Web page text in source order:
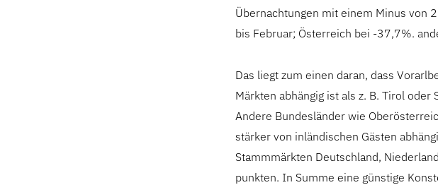
Übernachtungen mit einem Minus von
bis Februar; Österreich bei -37,7%.
Das liegt zum einen daran, dass
Märkten abhängig ist als z. B. Tirol
Andere Bundesländer wie
stärker von inländischen Gästen
Stammmärkten Deutschland,
punkten. In Summe eine günstige